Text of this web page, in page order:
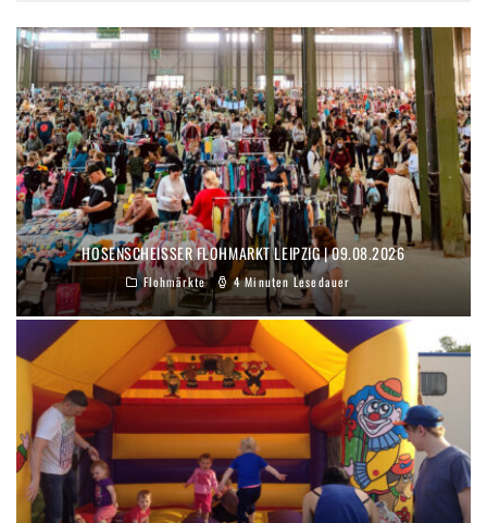
HOSENSCHEISSER FLOHMARKT LEIPZIG | 09.08.2026
Flohmärkte 4 Minuten Lesedauer